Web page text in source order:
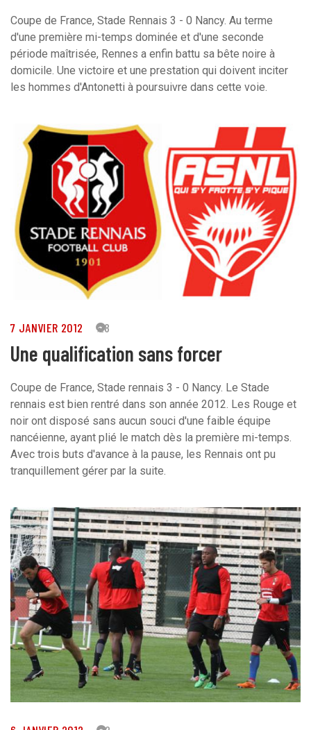
Coupe de France, Stade Rennais 3 - 0 Nancy. Au terme
d'une première mi-temps dominée et d'une seconde
période maîtrisée, Rennes a enfin battu sa bête noire à
domicile. Une victoire et une prestation qui doivent inciter
les hommes d'Antonetti à poursuivre dans cette voie.
7 JANVIER 2012 28
Une qualification sans forcer
Coupe de France, Stade rennais 3 - 0 Nancy. Le Stade
rennais est bien rentré dans son année 2012. Les Rouge et
noir ont disposé sans aucun souci d'une faible équipe
nancéienne, ayant plié le match dès la première mi-temps.
Avec trois buts d'avance à la pause, les Rennais ont pu
tranquillement gérer par la suite.